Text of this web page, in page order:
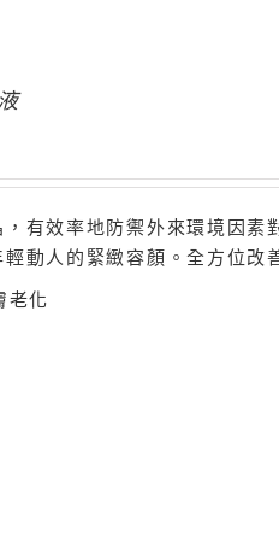
有效率地防禦外來環境因
動人的緊緻容顏。全方位改
老化